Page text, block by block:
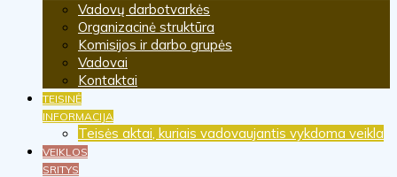
Vadovų darbotvarkės
Organizacinė struktūra
Komisijos ir darbo grupės
Vadovai
Kontaktai
TEISINĖ
INFORMACIJA
Teisės aktai, kuriais vadovaujantis vykdoma veikla
VEIKLOS
SRITYS